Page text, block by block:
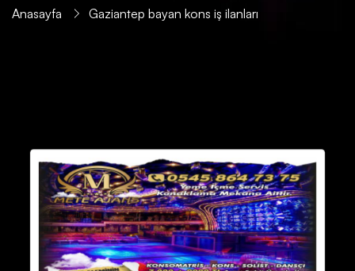
Anasayfa Gaziantep bayan kons iş ilanları